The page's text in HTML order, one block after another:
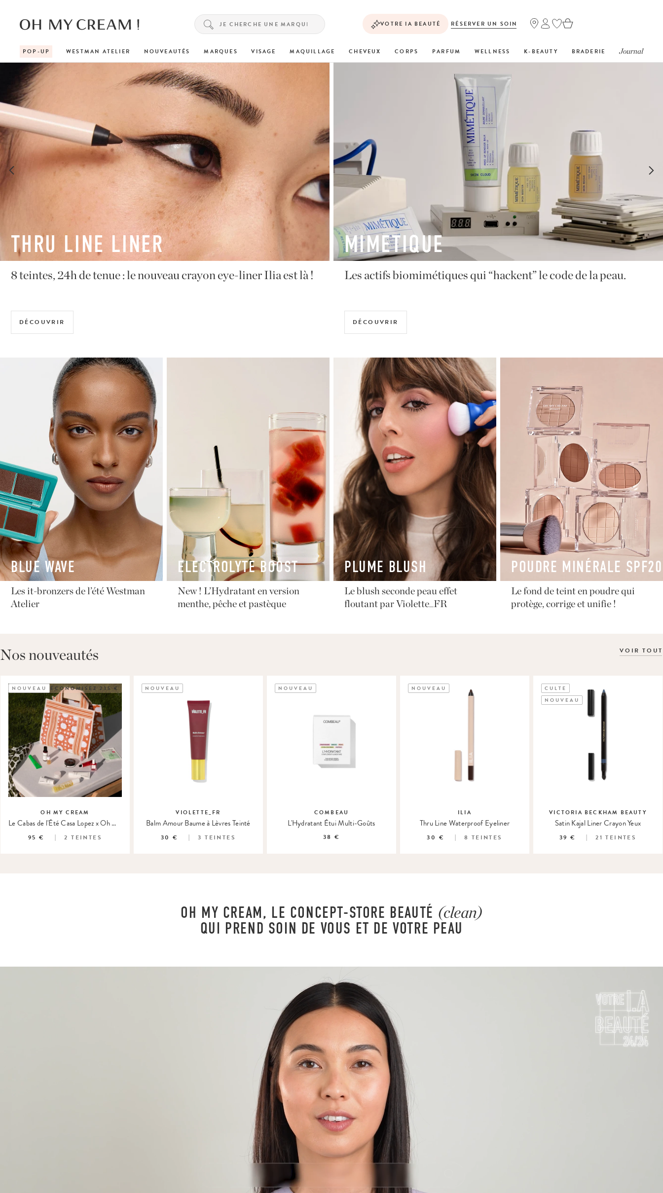
VOTRE IA BEAUTÉ RÉSERVER UN SOIN
POP-UP WESTMAN ATELIER NOUVEAUTÉS MARQUES VISAGE MAQUILLAGE CHEVEUX CORPS PARFUM WELLNESS K-BEAUTY BRADERIE Journal
MIMETIQUE
Les actifs biomimétiques qui “hackent” le code de la peau.
DÉCOUVRIR
BALM AMOUR
Le baume à lèvres parfait (et super-hydratant) en 3 teintes
DÉCOUVRIR
BLUE WAVE
Les it-bronzers de l’été Westman
Atelier
ELECTROLYTE BOOST
New ! L’Hydratant en version
menthe, pêche et pastèque
PLUME BLUSH
Le blush seconde peau effet
floutant par Violette_FR
POUDRE MINÉRALE SPF20
Le fond de teint en poudre qui
protège, corrige et unifie !
Nos nouveautés VOIR TOUT
ÉCONOMISEZ 235 €
NOUVEAU
OH MY CREAM
Le Cabas de l'Été Casa Lopez x Oh My Cream
95 € 2 TEINTES
NOUVEAU
VIOLETTE_FR
Balm Amour Baume à Lèvres Teinté
30 € 3 TEINTES
NOUVEAU
COMBEAU
L'Hydratant Étui Multi-Goûts
38 €
NOUVEAU
ILIA
Thru Line Waterproof Eyeliner
30 € 8 TEINTES
CULTE
NOUVEAU
VICTORIA BECKHAM BEAUTY
Satin Kajal Liner Crayon Yeux
39 € 21 TEINTES
OH MY CREAM, LE CONCEPT-STORE BEAUTÉ (clean)
QUI PREND SOIN DE VOUS ET DE VOTRE PEAU